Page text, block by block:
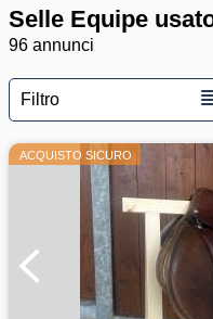
Selle Equipe
96 annunci
Filtro
ACQUISTO SICURO